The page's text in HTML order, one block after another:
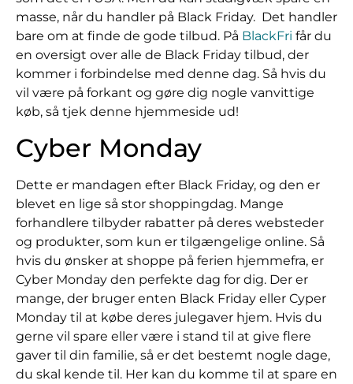
masse, når du handler på Black Friday. Det handler
bare om at finde de gode tilbud. På BlackFri får du
en oversigt over alle de Black Friday tilbud, der
kommer i forbindelse med denne dag. Så hvis du
vil være på forkant og gøre dig nogle vanvittige
køb, så tjek denne hjemmeside ud!
Cyber Monday
Dette er mandagen efter Black Friday, og den er
blevet en lige så stor shoppingdag. Mange
forhandlere tilbyder rabatter på deres websteder
og produkter, som kun er tilgængelige online. Så
hvis du ønsker at shoppe på ferien hjemmefra, er
Cyber Monday den perfekte dag for dig. Der er
mange, der bruger enten Black Friday eller Cyper
Monday til at købe deres julegaver hjem. Hvis du
gerne vil spare eller være i stand til at give flere
gaver til din familie, så er det bestemt nogle dage,
du skal kende til. Her kan du komme til at spare en